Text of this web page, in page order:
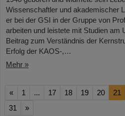
Wissenschaftler und akademischer
er bei der GSI in der Gruppe von
arbeiten und leistete mit Studien am
Beitrag zum Verständnis der
Erfolg der KAOS-,…
Mehr »
« 1 ... 17 18 19 20 21
31
»